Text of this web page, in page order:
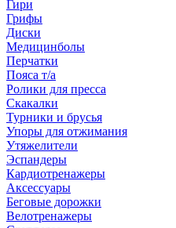
Гири
Грифы
Диски
Медицинболы
Перчатки
Пояса т/а
Ролики для пресса
Скакалки
Турники и брусья
Упоры для отжимания
Утяжелители
Эспандеры
Кардиотренажеры
Аксессуары
Беговые дорожки
Велотренажеры